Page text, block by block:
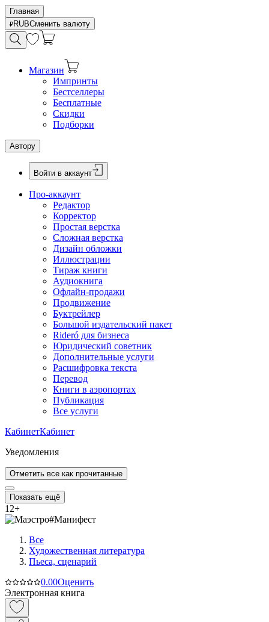
Главная
RUBСменить валюту
Магазин
Импринты
Бестселлеры
Бесплатные
Скидки
Подборки
Автору
Войти в аккаунт
Про-аккаунт
Редактор
Корректор
Простая верстка
Сложная верстка
Дизайн обложки
Иллюстрации
Тираж книги
Аудиокнига
Офлайн-продажи
Продвижение
Буктрейлер
Большой издательский пакет
Rideró для бизнеса
Юридический советник
Дополнительные услуги
Расшифровка текста
Перевод
Книги в аэропортах
Публикация
Все услуги
КабинетКабинет
Уведомления
Отметить все как прочитанные
Показать ещё
12+
Все
Художественная литература
Пьеса, сценарий
0.00Оценить
Электронная книга